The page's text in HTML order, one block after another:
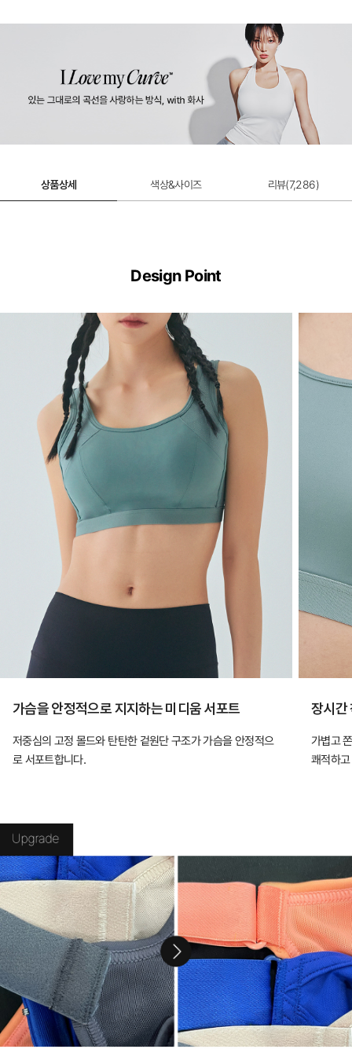
상품상세 색상&사이즈 리뷰(7,286)
Design Point
가슴을 안정적으로 지지하는 미디움 서포트
저중심의 고정 몰드와 탄탄한 겉원단 구조가 가슴을 안정적으
로 서포트합니다.
장시간
가볍고
쾌적하